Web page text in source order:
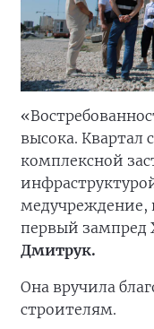
высока. Квартал
комплексной
медучреждение,
первый зампред
Дмитрук.
Она вручила
строителям.